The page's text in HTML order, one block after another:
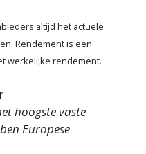
altijd het actuele
Rendement is een
werkelijke rendement.
hoogste vaste
Europese